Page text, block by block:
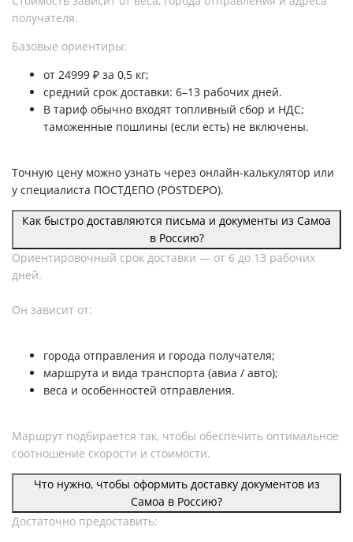
получателя.
Базовые ориентиры:
от 24999 ₽ за 0,5 кг;
средний срок доставки: 6–13 рабочих дней.
В тариф обычно входят топливный сбор и НДС;
таможенные пошлины (если есть) не включены.
Точную цену можно узнать через онлайн-калькулятор или
у специалиста ПОСТДЕПО (POSTDEPO).
Как быстро доставляются письма и документы из Самоа
в Россию?
Ориентировочный срок доставки — от 6 до 13 рабочих
дней.
Он зависит от:
города отправления и города получателя;
маршрута и вида транспорта (авиа / авто);
веса и особенностей отправления.
Маршрут подбирается так, чтобы обеспечить оптимальное
соотношение скорости и стоимости.
Что нужно, чтобы оформить доставку документов из
Самоа в Россию?
Достаточно предоставить: